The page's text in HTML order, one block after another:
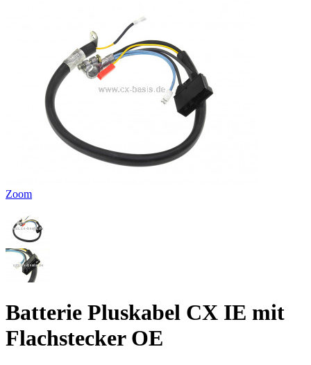
Zoom
Batterie Pluskabel CX IE mit
Flachstecker OE